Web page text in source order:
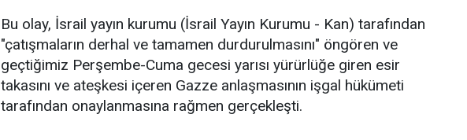
Bu olay, İsrail yayın kurumu (İsrail Yayın Kurumu - Kan) tarafından
"çatışmaların derhal ve tamamen durdurulmasını" öngören ve
geçtiğimiz Perşembe-Cuma gecesi yarısı yürürlüğe giren esir
takasını ve ateşkesi içeren Gazze anlaşmasının işgal hükümeti
tarafından onaylanmasına rağmen gerçekleşti.